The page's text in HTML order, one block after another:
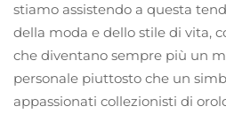
stiamo assistendo a questa
della moda e dello stile di vita,
che diventano sempre più un
personale piuttosto che un
appassionati collezionisti di